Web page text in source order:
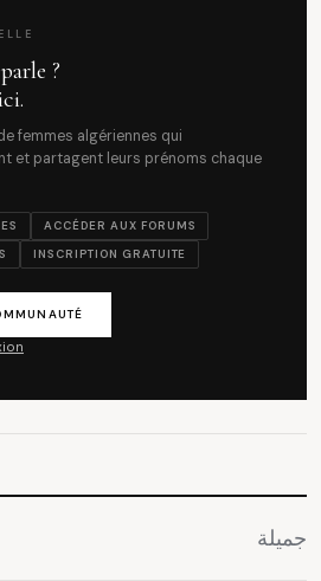
?
femmes algériennes qui
et partagent leurs prénoms chaque
ACCÉDER AUX FORUMS
INSCRIPTION GRATUITE
جميلة